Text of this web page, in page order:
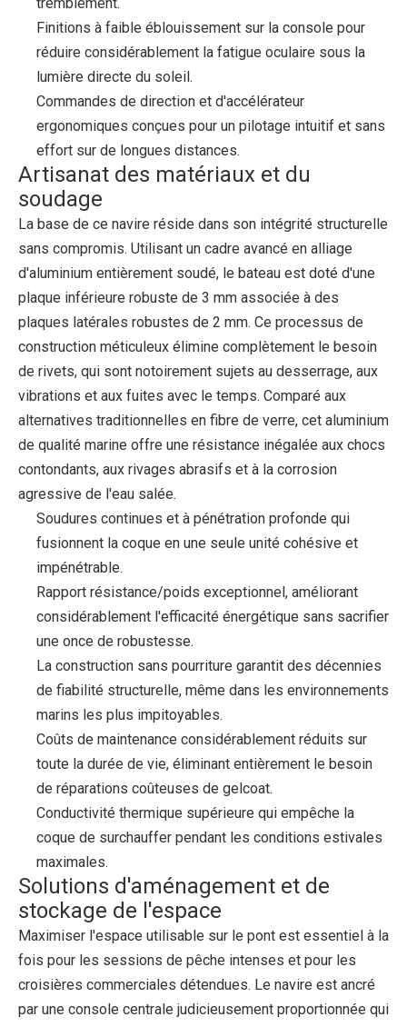
Finitions à faible éblouissement sur la console pour
réduire considérablement la fatigue oculaire sous la
lumière directe du soleil.
Commandes de direction et d'accélérateur
ergonomiques conçues pour un pilotage intuitif et sans
effort sur de longues distances.
Artisanat des matériaux et du
soudage
La base de ce navire réside dans son intégrité structurelle
sans compromis. Utilisant un cadre avancé en alliage
d'aluminium entièrement soudé, le bateau est doté d'une
plaque inférieure robuste de 3 mm associée à des
plaques latérales robustes de 2 mm. Ce processus de
construction méticuleux élimine complètement le besoin
de rivets, qui sont notoirement sujets au desserrage, aux
vibrations et aux fuites avec le temps. Comparé aux
alternatives traditionnelles en fibre de verre, cet aluminium
de qualité marine offre une résistance inégalée aux chocs
contondants, aux rivages abrasifs et à la corrosion
agressive de l'eau salée.
Soudures continues et à pénétration profonde qui
fusionnent la coque en une seule unité cohésive et
impénétrable.
Rapport résistance/poids exceptionnel, améliorant
considérablement l'efficacité énergétique sans sacrifier
une once de robustesse.
La construction sans pourriture garantit des décennies
de fiabilité structurelle, même dans les environnements
marins les plus impitoyables.
Coûts de maintenance considérablement réduits sur
toute la durée de vie, éliminant entièrement le besoin
de réparations coûteuses de gelcoat.
Conductivité thermique supérieure qui empêche la
coque de surchauffer pendant les conditions estivales
maximales.
Solutions d'aménagement et de
stockage de l'espace
Maximiser l'espace utilisable sur le pont est essentiel à la
fois pour les sessions de pêche intenses et pour les
croisières commerciales détendues. Le navire est ancré
par une console centrale judicieusement proportionnée qui